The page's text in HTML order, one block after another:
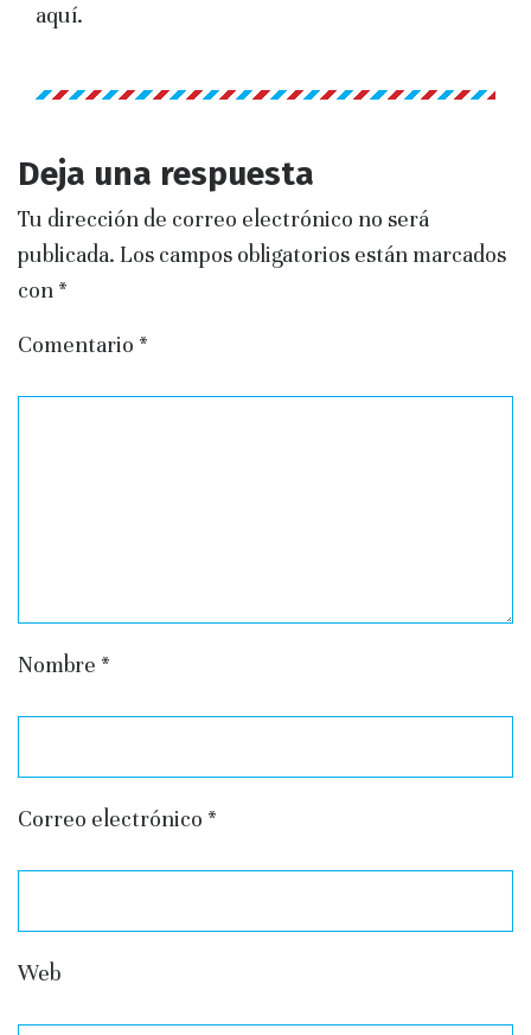
aquí.
Deja una respuesta
Tu dirección de correo electrónico no será
publicada. Los campos obligatorios están marcados
con *
Comentario *
Nombre *
Correo electrónico *
Web